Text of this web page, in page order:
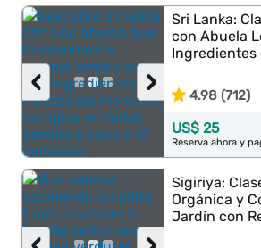
›
‹
Sri Lanka:
con Abuela
Ingredientes
4.98 (712)
US$ 25
Reserva ahora y
Sigiriya:
Orgánica y
Jardín con